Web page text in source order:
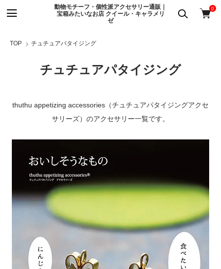
動物モチーフ・個性派アクセサリー通販｜
宝箱みたいなお店 クイール・キャラメリ
ゼ
0
TOP チュチュアパタイジング
チュチュアパタイジング
thuthu appetizing accessories（チュチュアパタイジングアクセ
サリーズ）のアクセサリー一覧です。